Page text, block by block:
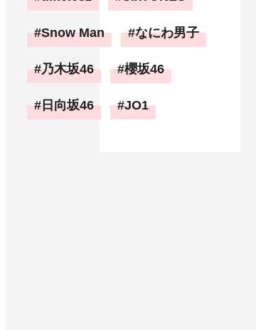
Snow Man なにわ男子
乃木坂46 櫻坂46
日向坂46 JO1